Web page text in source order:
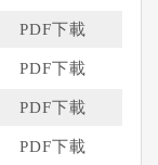
PDF下載
PDF下載
PDF下載
PDF下載